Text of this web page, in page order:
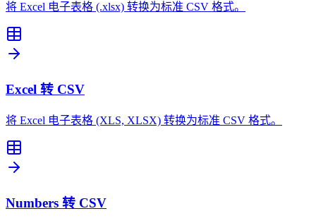
将 Excel 电子表格 (.xlsx) 转换为标准 CSV 格式。
Excel 转 CSV
将 Excel 电子表格 (XLS, XLSX) 转换为标准 CSV 格式。
Numbers 转 CSV